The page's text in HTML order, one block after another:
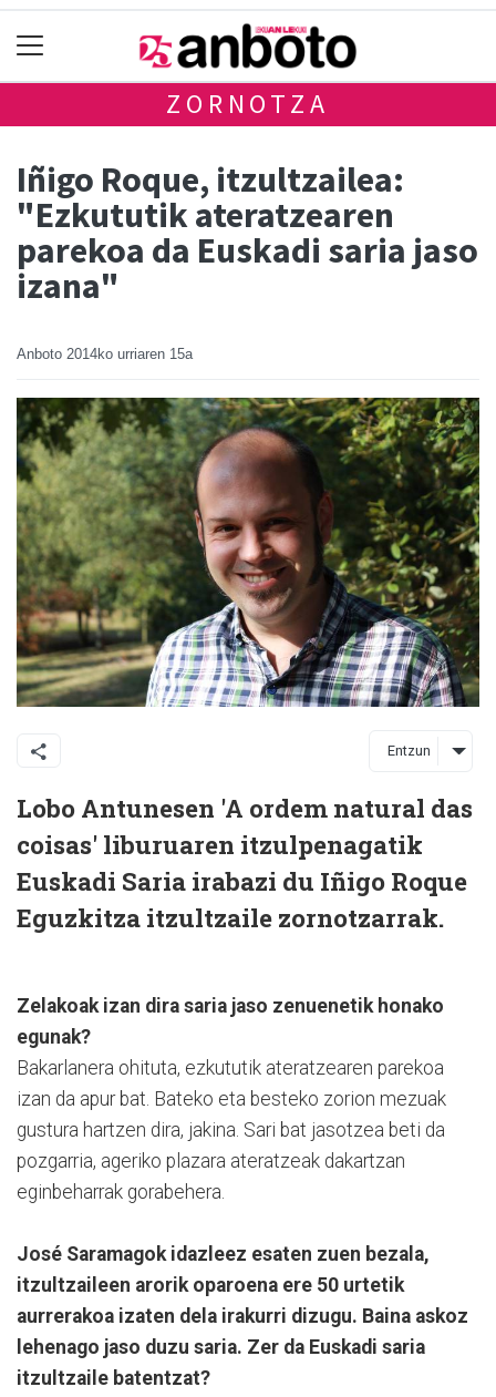
ZORNOTZA
Iñigo Roque, itzultzailea:
"Ezkututik ateratzearen
parekoa da Euskadi saria jaso
izana"
Anboto 2014ko urriaren 15a
Entzun
Lobo Antunesen 'A ordem natural das
coisas' liburuaren itzulpenagatik
Euskadi Saria irabazi du Iñigo Roque
Eguzkitza itzultzaile zornotzarrak.
Zelakoak izan dira saria jaso zenuenetik honako
egunak?
Bakarlanera ohituta, ezkututik ateratzearen parekoa
izan da apur bat. Bateko eta besteko zorion mezuak
gustura hartzen dira, jakina. Sari bat jasotzea beti da
pozgarria, ageriko plazara ateratzeak dakartzan
eginbeharrak gorabehera.
José Saramagok idazleez esaten zuen bezala,
itzultzaileen arorik oparoena ere 50 urtetik
aurrerakoa izaten dela irakurri dizugu. Baina askoz
lehenago jaso duzu saria. Zer da Euskadi saria
itzultzaile batentzat?